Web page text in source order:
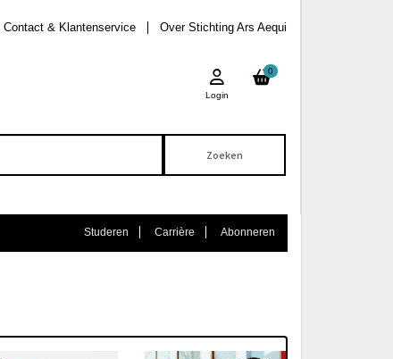
Over Stichting Ars Aequi
Contact & Klantenservice
0
Login
Studeren Carrière Abonneren